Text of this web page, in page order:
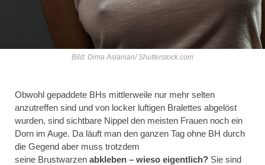
Bild: Dima Aslanian/ Shutterstock.com
Obwohl gepaddete BHs mittlerweile nur mehr selten
anzutreffen sind und von locker luftigen Bralettes abgelöst
wurden, sind sichtbare Nippel den meisten Frauen noch ein
Dorn im Auge. Da läuft man den ganzen Tag ohne BH durch
die Gegend aber muss trotzdem
seine Brustwarzen abkleben – wieso eigentlich? Sie sind